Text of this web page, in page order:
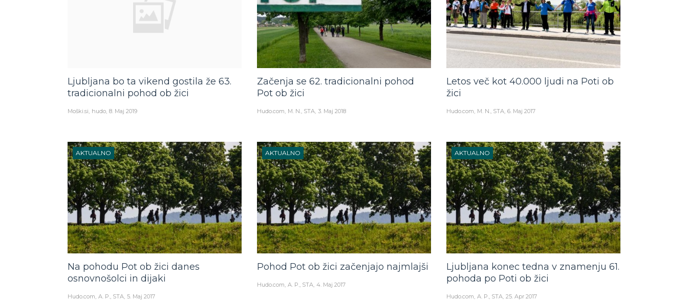
Ljubljana bo ta vikend gostila že 63.
tradicionalni pohod ob žici
Moški.si hudo 8. Maj 2019
Začenja se 62. tradicionalni pohod
Pot ob žici
Hudo.com M. N., STA 3. Maj 2018
Letos več kot 40.000 ljudi na Poti ob
žici
Hudo.com M. N., STA 6. Maj 2017
AKTUALNO
Na pohodu Pot ob žici danes
osnovnošolci in dijaki
Hudo.com A. P., STA 5. Maj 2017
AKTUALNO
Pohod Pot ob žici začenjajo najmlajši
Hudo.com A. P., STA 4. Maj 2017
AKTUALNO
Ljubljana konec tedna v znamenju 61.
pohoda po Poti ob žici
Hudo.com A. P., STA 25. Apr 2017